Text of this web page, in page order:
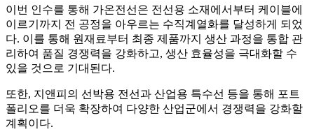
이번 인수를 통해 가온전선은 전선용 소재에서부터 케이블에
이르기까지 전 공정을 아우르는 수직계열화를 달성하게 되었
다. 이를 통해 원재료부터 최종 제품까지 생산 과정을 통합 관
리하여 품질 경쟁력을 강화하고, 생산 효율성을 극대화할 수
있을 것으로 기대된다.
또한, 지앤피의 선박용 전선과 산업용 특수선 등을 통해 포트
폴리오를 더욱 확장하여 다양한 산업군에서 경쟁력을 강화할
계획이다.